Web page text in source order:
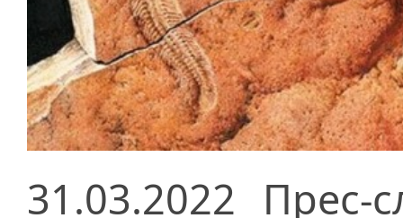
31.03.2022 Прес-